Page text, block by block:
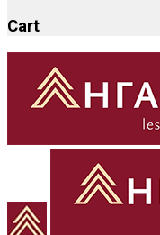
Cart